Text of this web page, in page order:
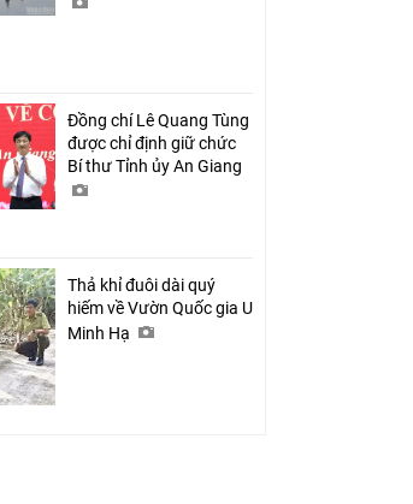
Đồng chí Lê Quang Tùng
được chỉ định giữ chức
Bí thư Tỉnh ủy An Giang
Thả khỉ đuôi dài quý
hiếm về Vườn Quốc gia U
Minh Hạ